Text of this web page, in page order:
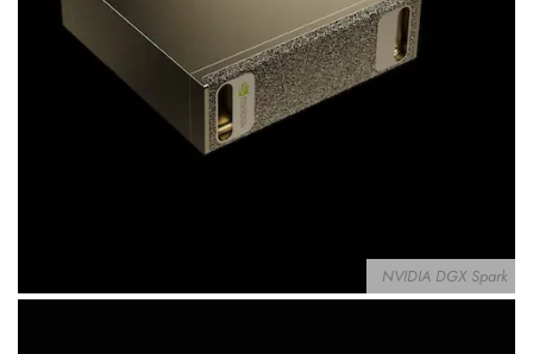
NVIDIA DGX Spark